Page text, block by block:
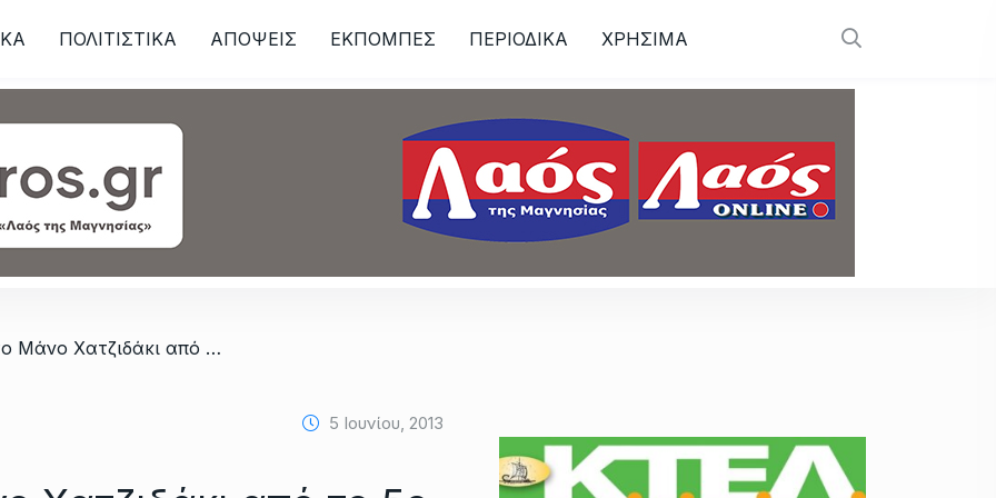
ΠΟΛΙΤΙΣΤΙΚΑ ΑΠΟΨΕΙΣ ΕΚΠΟΜΠΕΣ ΠΕΡΙΟΔΙΚΑ ΧΡΗΣΙΜΑ
/ Αφιέρωμα στο Μάνο Χατζιδάκι από το 5ο Δημοτικό Σχολείο – Την ερχόμενη Κυριακή 9 Ιουνίου και ώρα 20
5 Ιουνίου, 2013